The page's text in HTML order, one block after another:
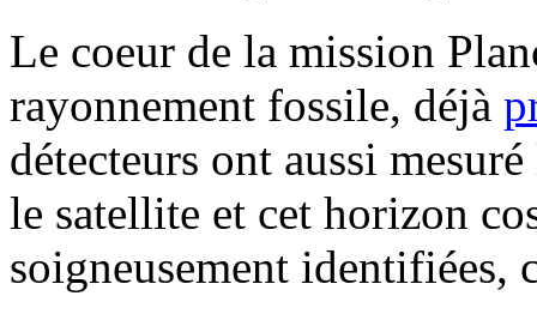
Le coeur de la mission
rayonnement fossile, déjà
détecteurs ont aussi
le satellite et cet horizon
soigneusement identifiées,